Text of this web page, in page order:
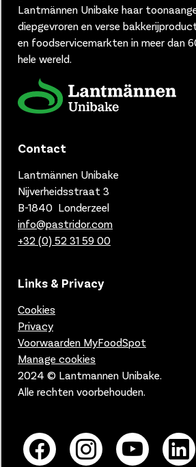
Lantmännen Unibake haar
diepgevroren en verse
en foodservicemarkten in meer dan
hele wereld.
Contact
Lantmännen Unibake
Nijverheidsstraat 3
B-1840 Londerzeel
info@pastridor.com
+32 (0) 52 31 59 00
Links & Privacy
Cookies
Privacy
Voorwaarden MyFoodSpot
Manage cookies
2024 © Lantmannen Unibake.
Alle rechten voorbehouden.